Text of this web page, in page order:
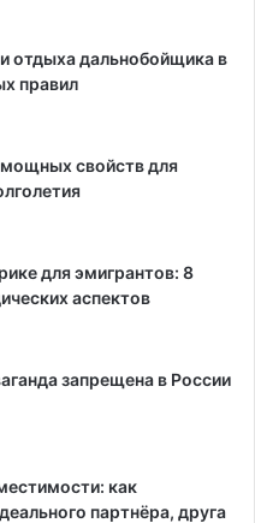
отдыха дальнобойщика в
правил
свойств для
для эмигрантов: 8
аспектов
запрещена в России
как
партнёра, друга